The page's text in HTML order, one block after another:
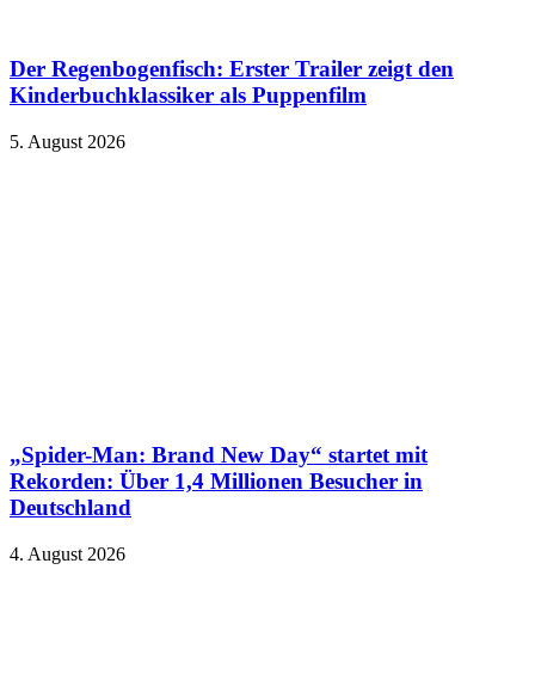
Der Regenbogenfisch: Erster Trailer zeigt den
Kinderbuchklassiker als Puppenfilm
5. August 2026
„Spider-Man: Brand New Day“ startet mit
Rekorden: Über 1,4 Millionen Besucher in
Deutschland
4. August 2026